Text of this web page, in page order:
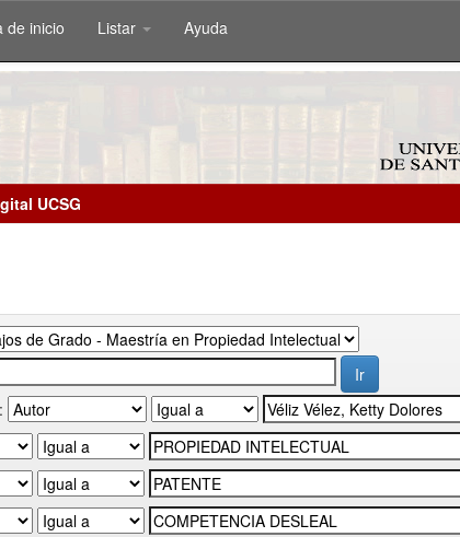
de inicio Listar Ayuda
UCSG